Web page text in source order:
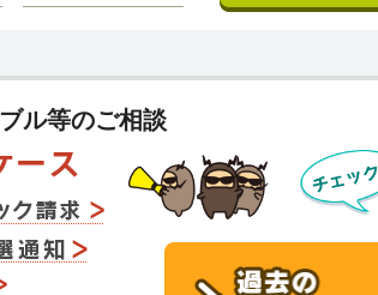
ル等のご相談